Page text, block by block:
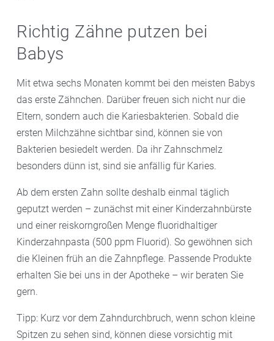
Richtig Zähne putzen bei
Babys
Mit etwa sechs Monaten kommt bei den meisten Babys
das erste Zähnchen. Darüber freuen sich nicht nur die
Eltern, sondern auch die Kariesbakterien. Sobald die
ersten Milchzähne sichtbar sind, können sie von
Bakterien besiedelt werden. Da ihr Zahnschmelz
besonders dünn ist, sind sie anfällig für Karies.
Ab dem ersten Zahn sollte deshalb einmal täglich
geputzt werden – zunächst mit einer Kinderzahnbürste
und einer reiskorngroßen Menge fluoridhaltiger
Kinderzahnpasta (500 ppm Fluorid). So gewöhnen sich
die Kleinen früh an die Zahnpflege. Passende Produkte
erhalten Sie bei uns in der Apotheke – wir beraten Sie
gern.
Tipp: Kurz vor dem Zahndurchbruch, wenn schon kleine
Spitzen zu sehen sind, können diese vorsichtig mit